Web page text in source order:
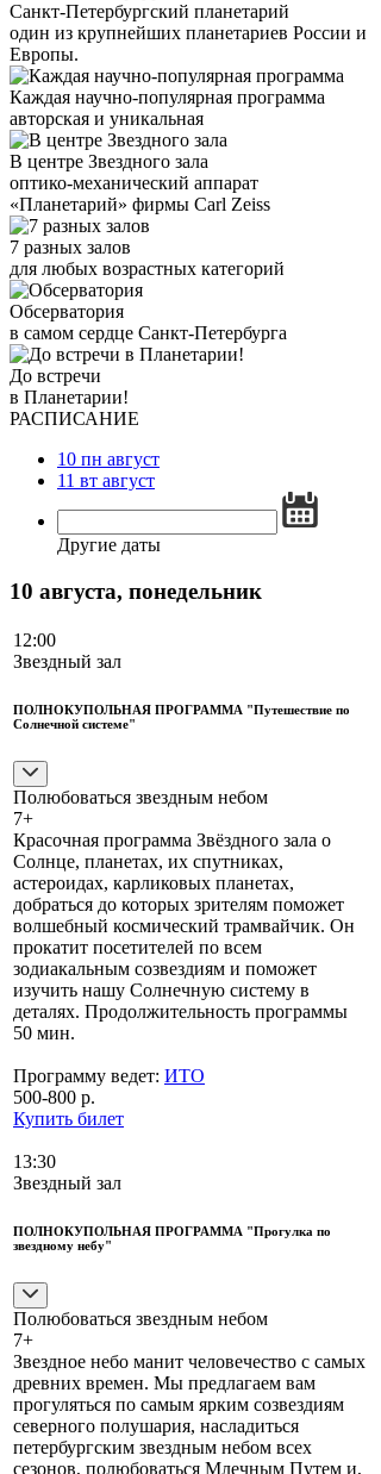
Санкт-Петербургский планетарий
один из крупнейших планетариев России и
Европы.
Каждая научно-популярная программа
авторская и уникальная
В центре Звездного зала
оптико-механический аппарат
«Планетарий» фирмы Carl Zeiss
7 разных залов
для любых возрастных категорий
Обсерватория
в самом сердце Санкт-Петербурга
До встречи
в Планетарии!
РАСПИСАНИЕ
10 пн август
11 вт август
Другие даты
10 августа, понедельник
12:00
Звездный зал
ПОЛНОКУПОЛЬНАЯ ПРОГРАММА "Путешествие по
Солнечной системе"
Полюбоваться звездным небом
7+
Красочная программа Звёздного зала о
Солнце, планетах, их спутниках,
астероидах, карликовых планетах,
добраться до которых зрителям поможет
волшебный космический трамвайчик. Он
прокатит посетителей по всем
зодиакальным созвездиям и поможет
изучить нашу Солнечную систему в
деталях. Продолжительность программы
50 мин.
Программу ведет: ИТО
500-800 р.
Купить билет
13:30
Звездный зал
ПОЛНОКУПОЛЬНАЯ ПРОГРАММА "Прогулка по
звездному небу"
Полюбоваться звездным небом
7+
Звездное небо манит человечество с самых
древних времен. Мы предлагаем вам
прогуляться по самым ярким созвездиям
северного полушария, насладиться
петербургским звездным небом всех
сезонов, полюбоваться Млечным Путем и,